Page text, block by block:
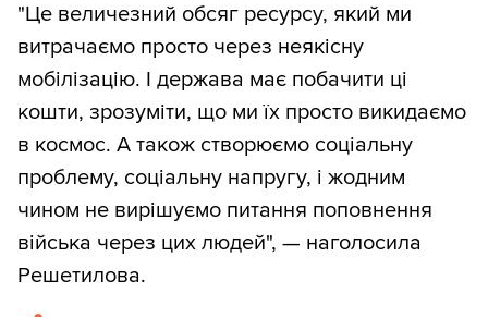
"Це величезний обсяг ресурсу, який ми
витрачаємо просто через неякісну
мобілізацію. І держава має побачити ці
кошти, зрозуміти, що ми їх просто викидаємо
в космос. А також створюємо соціальну
проблему, соціальну напругу, і жодним
чином не вирішуємо питання поповнення
війська через цих людей", — наголосила
Решетилова.